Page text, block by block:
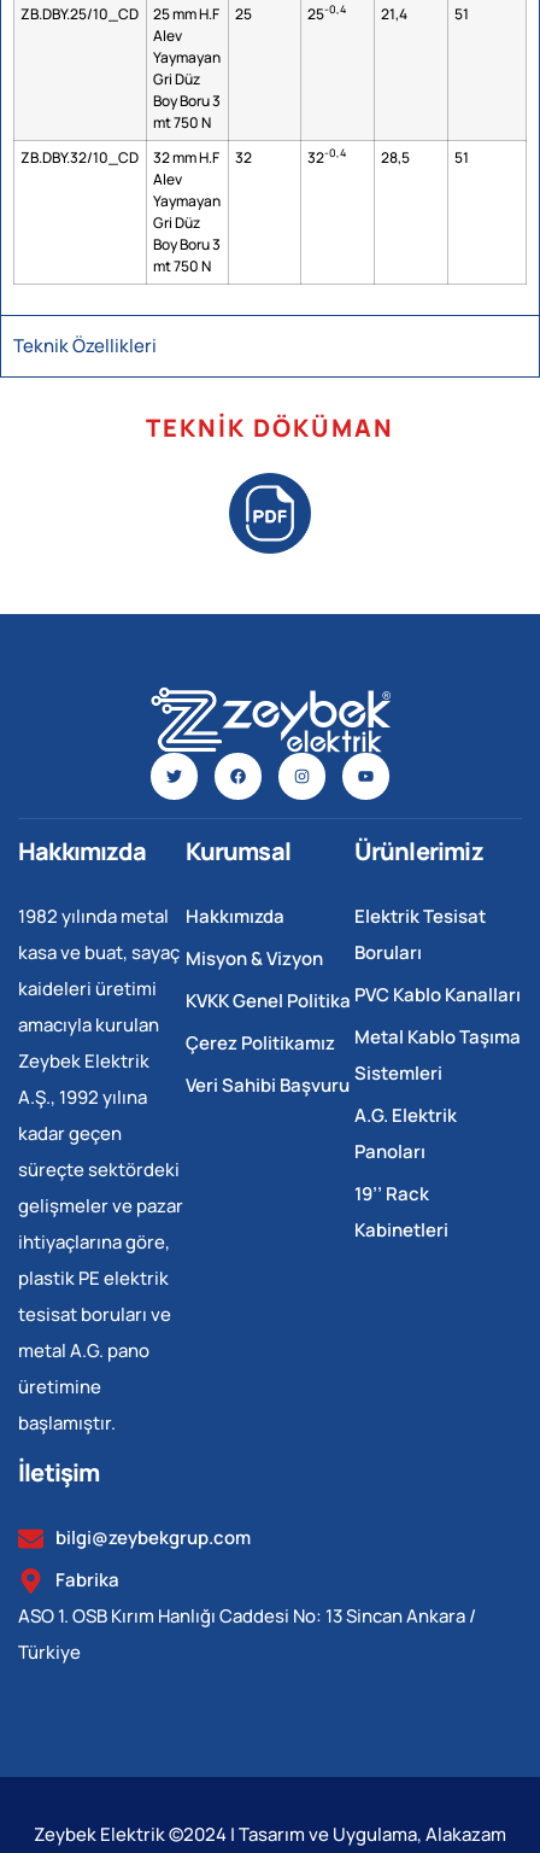
ZB.DBY.25/10_CD
25 mm H.F
Alev
Yaymayan
Gri Düz
Boy Boru 3
mt 750 N
25 25-0,4 21,4 51
ZB.DBY.32/10_CD
32 mm H.F
Alev
Yaymayan
Gri Düz
Boy Boru 3
mt 750 N
32 32-0,4 28,5 51
Teknik Özellikleri
TEKNIK DÖKÜMAN
Hakkımızda
1982 yılında metal
kasa ve buat, sayaç
kaideleri üretimi
amacıyla kurulan
Zeybek Elektrik
A.Ş., 1992 yılına
kadar geçen
süreçte sektördeki
gelişmeler ve pazar
ihtiyaçlarına göre,
plastik PE elektrik
tesisat boruları ve
metal A.G. pano
üretimine
başlamıştır.
Kurumsal
Hakkımızda
Misyon & Vizyon
KVKK Genel Politika
Çerez Politikamız
Veri Sahibi Başvuru
Ürünlerimiz
Elektrik Tesisat
Boruları
PVC Kablo Kanalları
Metal Kablo Taşıma
Sistemleri
A.G. Elektrik
Panoları
19’’ Rack
Kabinetleri
İletişim
bilgi@zeybekgrup.com
Fabrika
ASO 1. OSB Kırım Hanlığı Caddesi No: 13 Sincan Ankara /
Türkiye
Zeybek Elektrik ©2024 | Tasarım ve Uygulama, Alakazam